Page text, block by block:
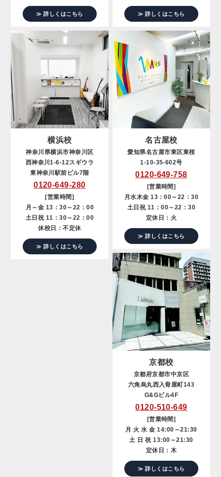
≫ 詳しくはこちら ≫ 詳しくはこちら
横浜校
神奈川県横浜市神奈川区
西神奈川1-6-12スギウラ
東神奈川駅前ビル7階
0120-649-280
[営業時間]
月～金 13：30～22：00
土日祝 11：30～22：00
休校日：不定休
≫ 詳しくはこちら
名古屋校
愛知県名古屋市東区東桜
1-10-35-602号
0120-649-758
[営業時間]
月水木金 13：00～22：30
土日祝 11：00～22：30
定休日：火
≫ 詳しくはこちら
京都校
京都府京都市中京区
六角烏丸西入骨屋町143
G&Gビル4F
0120-510-649
[営業時間]
月 火 水 金 14:00～21:30
土 日 祝 13:00～21:30
定休日：木
≫ 詳しくはこちら